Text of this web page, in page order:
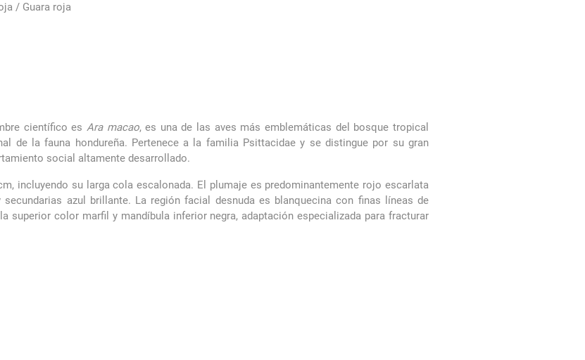
/ Guara roja
científico es Ara macao, es una de las aves más emblemáticas del bosque tropical
de la fauna hondureña. Pertenece a la familia Psittacidae y se distingue por su gran
social altamente desarrollado.
incluyendo su larga cola escalonada. El plumaje es predominantemente rojo escarlata
azul brillante. La región facial desnuda es blanquecina con finas líneas de
superior color marfil y mandíbula inferior negra, adaptación especializada para fracturar